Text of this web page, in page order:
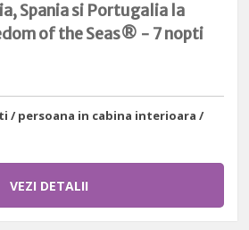
Spania si Portugalia la
of the Seas® - 7 nopti
/ persoana in cabina interioara /
VEZI DETALII